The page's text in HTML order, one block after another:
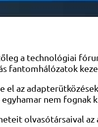
a technológiai
fantomhálózatok
az
nem fognak
olvasótársaival az